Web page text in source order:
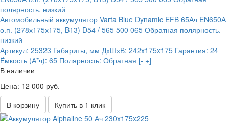
Автомобильный аккумулятор Varta Blue Dynamic EFB 65Ач EN650А
о.п. (278х175х175, B13) D54 / 565 500 065 Обратная полярность.
низкий
Артикул: 25323 Габариты, мм ДхШхВ: 242x175x175 Гарантия: 24
Ёмкость (А*ч): 65 Полярность: Обратная [- +]
В наличии
Цена: 12 000 руб.
В корзину
Купить в 1 клик